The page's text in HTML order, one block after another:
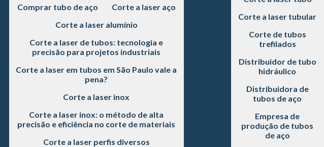
Comprar tubo de aço
Corte a laser aço
Corte a laser alumínio
Corte a laser de tubos: tecnologia e
precisão para projetos industriais
Corte a laser em tubos em São Paulo vale a
pena?
Corte a laser inox
Corte a laser inox: o método de alta
precisão e eficiência no corte de materiais
Corte a laser perfis diversos
Corte a laser tubular
Corte de tubos
trefilados
Distribuidor de tubo
hidráulico
Distribuidora de
tubos de aço
Empresa de
produção de tubos
de aço